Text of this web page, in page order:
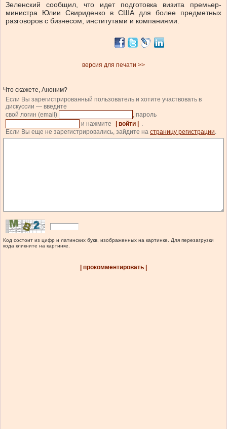
Зеленский сообщил, что идет подготовка визита премьер-
министра Юлии Свириденко в США для более предметных
разговоров с бизнесом, институтами и компаниями.
версия для печати >>
Что скажете, Аноним?
Если Вы зарегистрированный пользователь и хотите участвовать в
дискуссии — введите
свой логин (email)
, пароль
и нажмите
| войти |
.
Если Вы еще не зарегистрировались, зайдите на страницу регистрации.
Код состоит из цифр и латинских букв, изображенных на картинке. Для перезагрузки
кода кликните на картинке.
| прокомментировать |